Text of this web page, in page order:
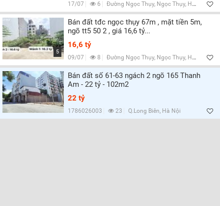
17/07 6 Đường Ngọc Thụy, Ngọc Thụy, Hà Nội
5
Bán đất tđc ngọc thụy 67m , mặt tiền 5m,
ngõ tt5 50 2 , giá 16,6 tỷ...
16,6 tỷ
09/07 8 Đường Ngọc Thụy, Ngọc Thụy, Hà Nội
Bán đất số 61-63 ngách 2 ngõ 165 Thanh
Am - 22 tỷ - 102m2
22 tỷ
1786026003 23 Q.Long Biên, Hà Nội